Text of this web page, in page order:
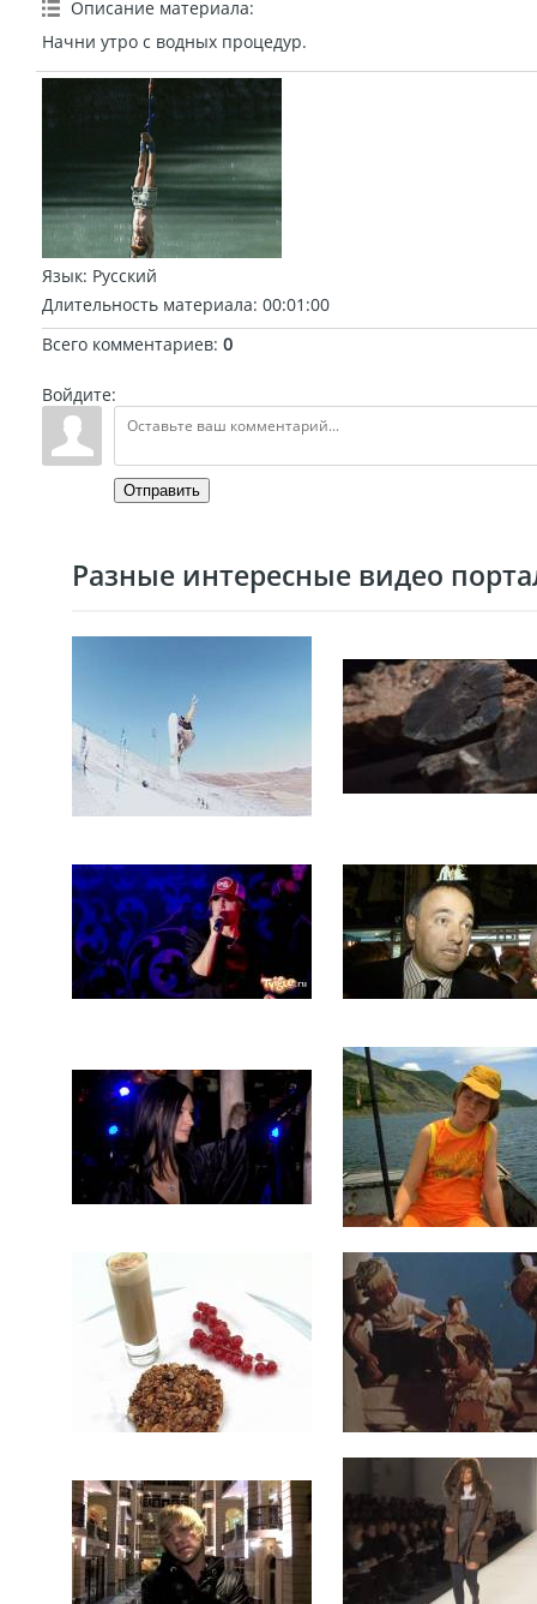
Описание материала:
Начни утро с водных процедур.
Язык: Русский
Длительность материала: 00:01:00
Всего комментариев: 0
Войдите:
Отправить
Разные интересные видео